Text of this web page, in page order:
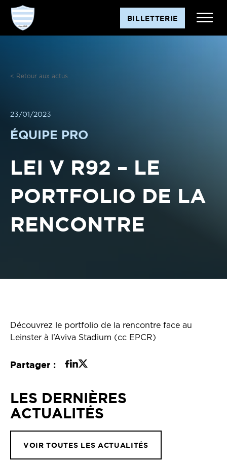
Aller
contenu
BILLETTERIE
< Retour aux actus
23/01/2023
ÉQUIPE PRO
LEI V R92 – LE
PORTFOLIO DE LA
RENCONTRE
Découvrez le portfolio de la rencontre face au
Leinster à l’Aviva Stadium (cc EPCR)
Partager :
LES DERNIÈRES
ACTUALITÉS
VOIR TOUTES LES ACTUALITÉS